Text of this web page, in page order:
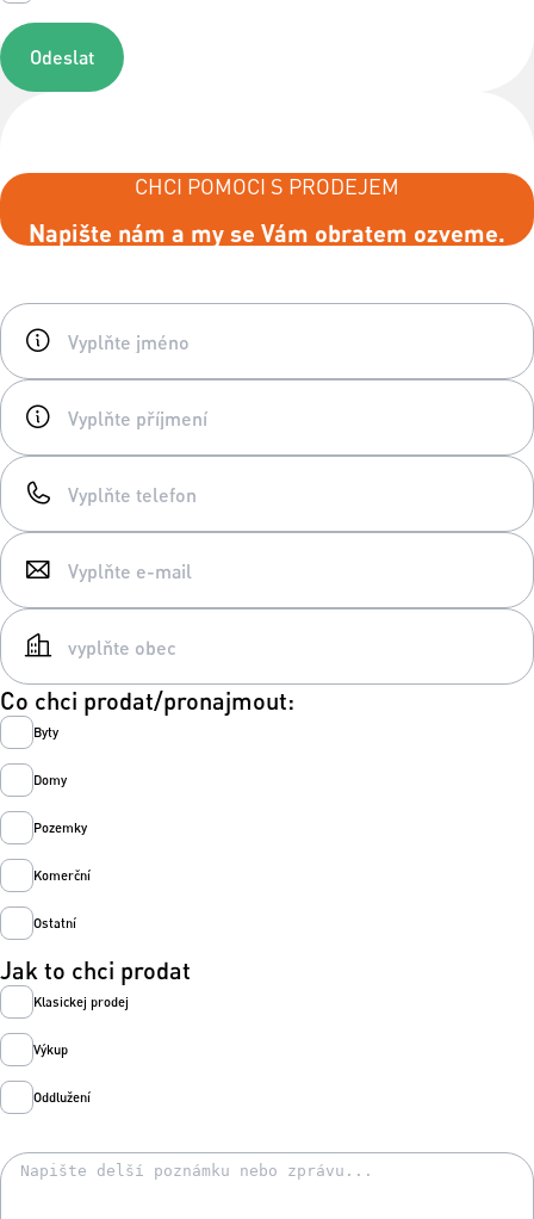
Odeslat
CHCI POMOCI S PRODEJEM
Napište nám a my se Vám obratem ozveme.
Co chci prodat/pronajmout:
Byty
Domy
Pozemky
Komerční
Ostatní
Jak to chci prodat
Klasickej prodej
Výkup
Oddlužení